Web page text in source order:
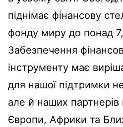
піднімає фінансову
фонду миру до понад
Забезпечення
інструменту має
для нашої підтримки
але й наших партнерів
Європи, Африки та